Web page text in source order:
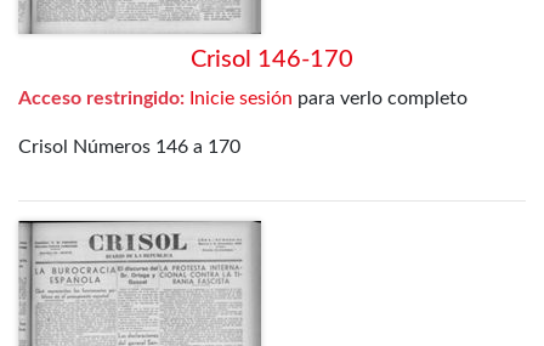
Crisol 146-170
Acceso restringido: Inicie sesión para verlo completo
Crisol Números 146 a 170